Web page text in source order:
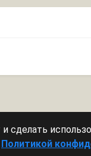
Леста Игры
by Invision Community
Политикой